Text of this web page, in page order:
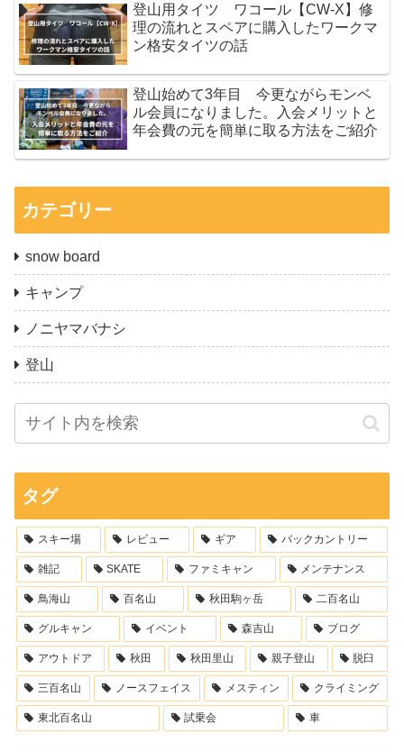
登山用タイツ ワコール【CW-X】修
理の流れとスペアに購入したワークマ
ン格安タイツの話
登山始めて3年目 今更ながらモンベ
ル会員になりました。入会メリットと
年会費の元を簡単に取る方法をご紹介
カテゴリー
snow board
キャンプ
ノニヤマバナシ
登山
タグ
スキー場 レビュー ギア バックカントリー
雑記 SKATE ファミキャン メンテナンス
鳥海山 百名山 秋田駒ヶ岳 二百名山
グルキャン イベント 森吉山 ブログ
アウトドア 秋田 秋田里山 親子登山 脱臼
三百名山 ノースフェイス メスティン クライミング
東北百名山 試乗会 車